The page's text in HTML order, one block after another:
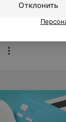
Отклонить